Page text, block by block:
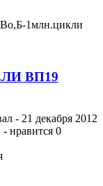
1млн.цикли
ВП19
- 21 декабря 2012
нравится 0